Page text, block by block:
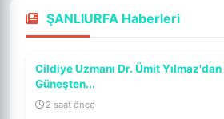
ŞANLIURFA Haberleri
Cildiye Uzmanı Dr. Ümit
Güneşten...
2 saat önce